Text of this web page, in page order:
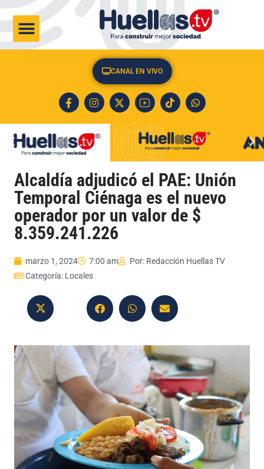
CANAL EN VIVO
Alcaldía adjudicó el PAE: Unión
Temporal Ciénaga es el nuevo
operador por un valor de $
8.359.241.226
marzo 1, 2024 7:00 am Por: Redacción Huellas TV
Categoría: Locales